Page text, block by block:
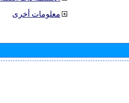
معلومات أخرى